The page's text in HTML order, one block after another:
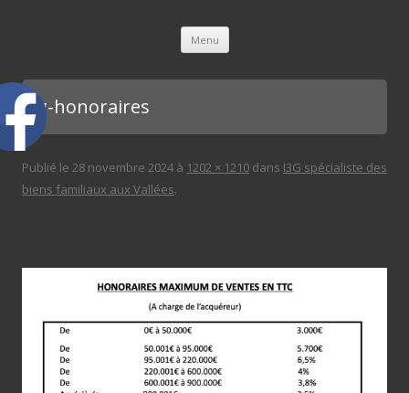
Menu Aller au contenu principal
i3g-honoraires
Publié le 28 novembre 2024 à 1202 × 1210 dans I3G spécialiste des
biens familiaux aux Vallées.